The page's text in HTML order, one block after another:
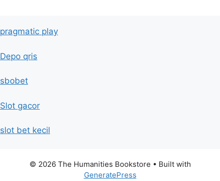
pragmatic play
Depo qris
sbobet
Slot gacor
slot bet kecil
© 2026 The Humanities Bookstore • Built with
GeneratePress